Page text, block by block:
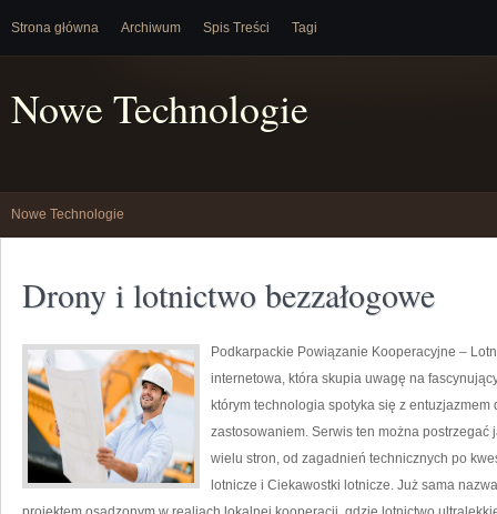
Strona główna Archiwum Spis Treści Tagi
Nowe Technologie
Nowe Technologie
Drony i lotnictwo bezzałogowe
Podkarpackie Powiązanie Kooperacyjne –
internetowa, która skupia uwagę na
którym technologia spotyka się z
zastosowaniem. Serwis ten można
wielu stron, od zagadnień technicznych po
lotnicze i Ciekawostki lotnicze. Już sama